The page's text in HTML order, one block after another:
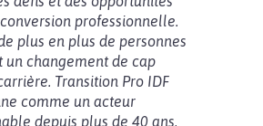
professionnelle.
plus en plus de personnes
un changement de cap
Transition Pro IDF
comme un acteur
depuis plus de 40 ans,